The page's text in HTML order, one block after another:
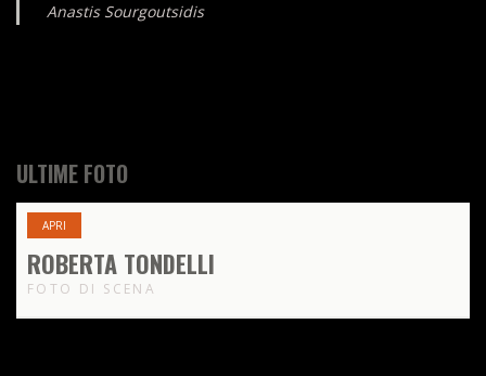
Anastis Sourgoutsidis
ULTIME FOTO
APRI
ROBERTA TONDELLI
FOTO DI SCENA